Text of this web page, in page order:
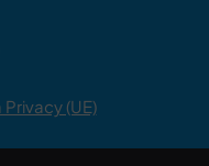
(UE)